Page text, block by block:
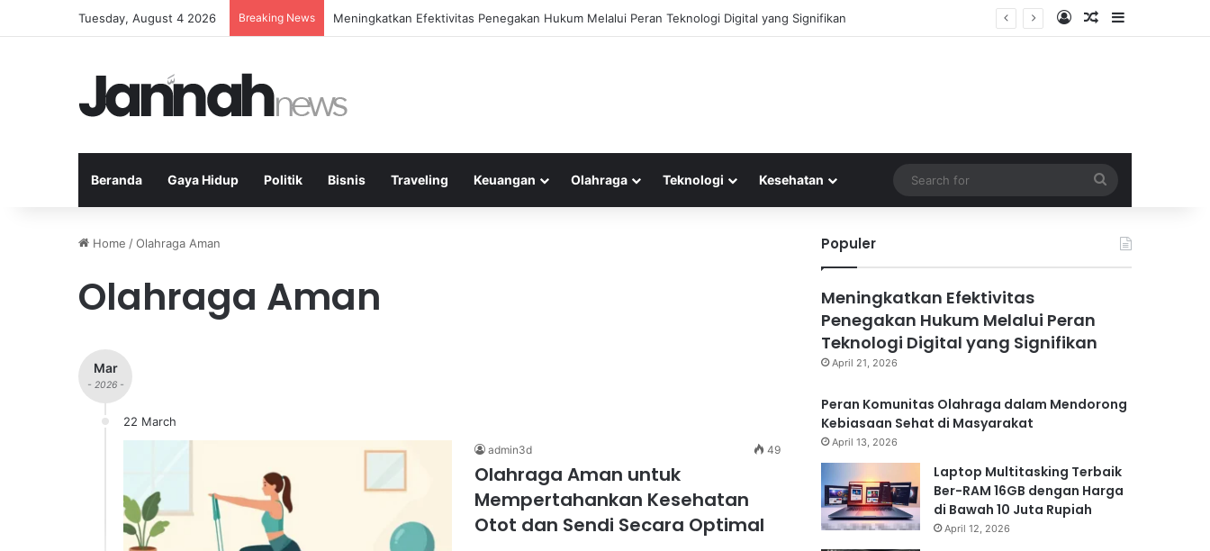
Tuesday, August 4 2026 Breaking News Meningkatkan Efektivitas Penegakan Hukum Melalui Peran Teknologi Digital yang Signifikan Log InRandom Article
Sidebar
Beranda Gaya Hidup Politik Bisnis Traveling Keuangan Olahraga Teknologi Kesehatan
for
Home /Olahraga Aman
Olahraga Aman
Mar
- 2026 -
22 March
admin3d 49
Olahraga Aman untuk
Mempertahankan Kesehatan
Otot dan Sendi Secara Optimal
Populer
Meningkatkan Efektivitas
Penegakan Hukum Melalui Peran
Teknologi Digital yang Signifikan
April 21, 2026
Peran Komunitas Olahraga dalam Mendorong
Kebiasaan Sehat di Masyarakat
April 13, 2026
Laptop Multitasking Terbaik
Ber-RAM 16GB dengan Harga
di Bawah 10 Juta Rupiah
April 12, 2026